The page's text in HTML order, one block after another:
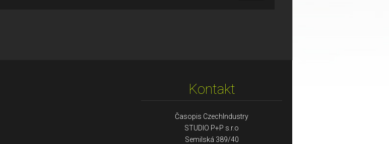
Kontakt
Časopis CzechIndustry
STUDIO P+P s.r.o
Semilská 389/40